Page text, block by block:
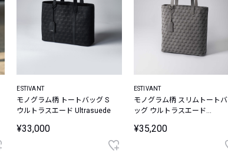
ESTIVANT
モノグラム柄 トートバッグ S
ウルトラスエード Ultrasuede
¥33,000
ESTIVANT
モノグラム柄 スリムトートバ
ッグ ウルトラスエード
¥35,200